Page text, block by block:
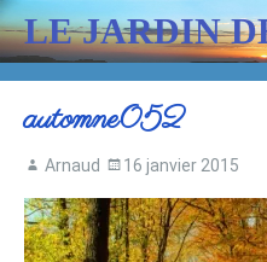
LE JARDIN
Skip to content
automne052
Arnaud 16 janvier 2015